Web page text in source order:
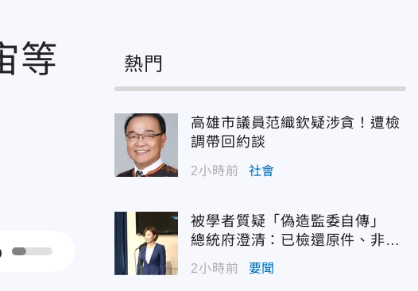
等
熱門
高雄市議員范織欽疑涉貪！遭檢
調帶回約談
2小時前 社會
被學者質疑「偽造監委自傳」
總統府澄清：已檢還原件、非府
方提供
2小時前 要聞